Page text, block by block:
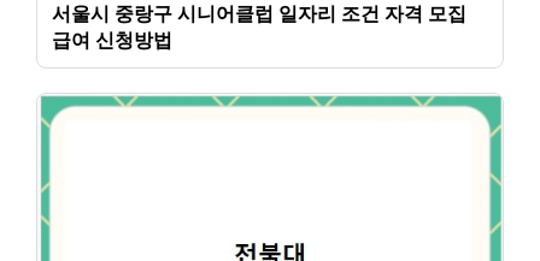
서울시 중랑구 시니어클럽 일자리 조건 자격 모집
급여 신청방법